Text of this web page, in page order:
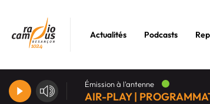
Actualités Podcasts
Émission à l'antenne
AIR-PLAY |